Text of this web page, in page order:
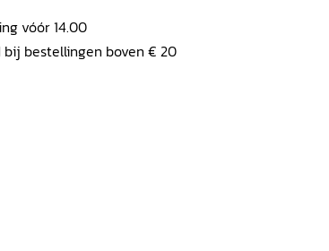
vóór 14.00
bestellingen boven € 20